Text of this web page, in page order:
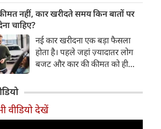
200 अरब रुपए का मौका
नहीं, कार खरीदते समय किन बातों पर
चाहिए?
नई कार खरीदना एक बड़ा फैसला
होता है। पहले जहां ज़्यादातर लोग
बजट और कार की कीमत को ही
खरीदते समय किन बातों पर ध्यान
देना चाहिए।
वीडियो देखें